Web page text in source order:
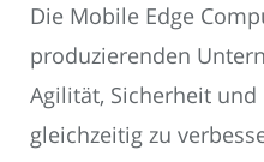
Die Mobile Edge
produzierenden
Agilität, Sicherheit
gleichzeitig zu